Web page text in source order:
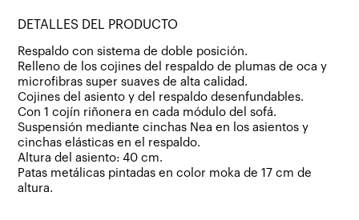
DETALLES DEL PRODUCTO
Respaldo con sistema de doble posición.
Relleno de los cojines del respaldo de plumas de oca y
microfibras super suaves de alta calidad.
Cojines del asiento y del respaldo desenfundables.
Con 1 cojín riñonera en cada módulo del sofá.
Suspensión mediante cinchas Nea en los asientos y
cinchas elásticas en el respaldo.
Altura del asiento: 40 cm.
Patas metálicas pintadas en color moka de 17 cm de
altura.